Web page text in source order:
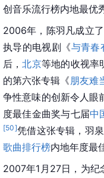
创音乐流行榜内地最优
2006年，陈羽凡成立
执导的电视剧《与青春
后，北京等地的收视率
的第六张专辑《 朋友难
争性意味的创新令人眼
度最佳金曲奖与七届中
[50]凭借这张专辑，羽
歌曲排行榜内地年度最
2007年1月27日，为纪